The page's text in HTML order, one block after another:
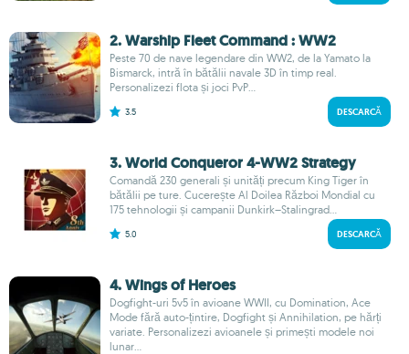
2. Warship Fleet Command : WW2
Peste 70 de nave legendare din WW2, de la Yamato la
Bismarck, intră în bătălii navale 3D în timp real.
Personalizezi flota și joci PvP...
3.5 DESCARCĂ
3. World Conqueror 4-WW2 Strategy
Comandă 230 generali și unități precum King Tiger în
bătălii pe ture. Cucerește Al Doilea Război Mondial cu
175 tehnologii și campanii Dunkirk–Stalingrad...
5.0 DESCARCĂ
4. Wings of Heroes
Dogfight-uri 5v5 în avioane WWII, cu Domination, Ace
Mode fără auto-țintire, Dogfight și Annihilation, pe hărți
variate. Personalizezi avioanele și primești modele noi
lunar...